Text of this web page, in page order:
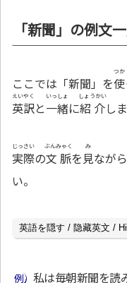
「新聞」の例文
ここでは「新聞」を使
つか
英訳
えいやく
と一緒
いっしょ
に紹介
しょうかい
し
実際
じっさい
の文脈
ぶんみゃく
を見
み
ながら
い。
英語を隠す / 隐藏英文 /
私は毎朝新聞を読